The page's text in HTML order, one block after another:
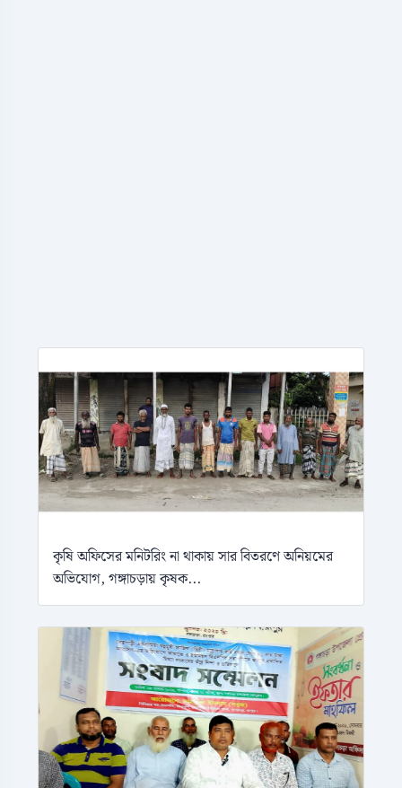
কৃষি অফিসের মনিটরিং না থাকায় সার বিতরণে অনিয়মের
অভিযোগ, গঙ্গাচড়ায় কৃষক...